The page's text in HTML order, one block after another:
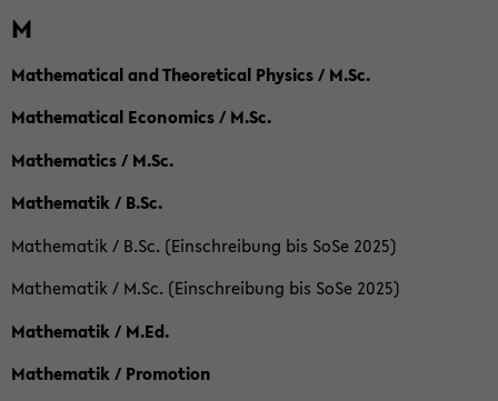
M
Mathematical and Theoretical Physics / M.Sc.
Mathematical Economics / M.Sc.
Mathematics / M.Sc.
Mathematik / B.Sc.
Mathematik / B.Sc. (Einschreibung bis SoSe 2025)
Mathematik / M.Sc. (Einschreibung bis SoSe 2025)
Mathematik / M.Ed.
Mathematik / Promotion